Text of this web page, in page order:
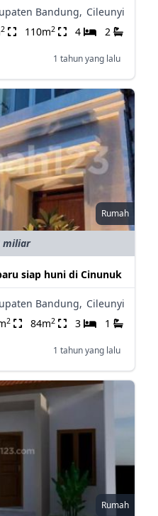
Bandung, Cileunyi
2 110m2 4 2
1 tahun yang lalu
Rumah
miliar
siap huni di Cinunuk
Bandung, Cileunyi
2 84m2 3 1
1 tahun yang lalu
Rumah